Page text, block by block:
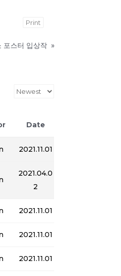
Print
포스터 입상작 »
Date
2021.11.01
2021.04.0
2
2021.11.01
2021.11.01
2021.11.01